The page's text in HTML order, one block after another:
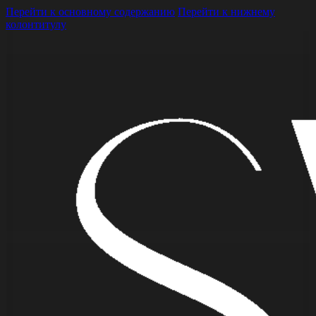
Перейти к основному содержанию Перейти к нижнему
колонтитулу